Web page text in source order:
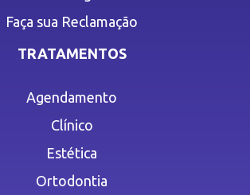
Faça sua Reclamação
TRATAMENTOS
Agendamento
Clínico
Estética
Ortodontia